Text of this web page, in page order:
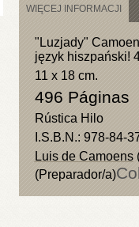
WIĘCEJ INFORMACJI
"Luzjady"
język hiszpański!
11 x 18 cm.
496 Páginas
Rústica Hilo
I.S.B.N.: 978-84-
Luis de Camoens
(Preparador/a)